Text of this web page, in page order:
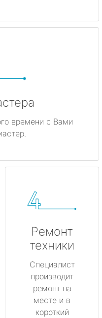
времени с Вами
Ремонт
техники
Специалист
производит
ремонт на
месте и в
короткий